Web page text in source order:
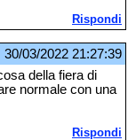
Rispondi
30/03/2022 21:27:39
della fiera di
normale con una
Rispondi